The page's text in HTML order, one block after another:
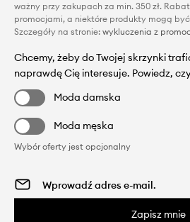
ważny przy zakupach za min. 350 zł.
promocjami, a niektóre produkty mogą
Szczegóły na stronie: wykluczenia z
Chcemy, żeby do Twojej skrzynki
naprawdę Cię interesuje. Powiedz,
Moda damska
Moda męska
Wybór oferty jest opcjonalny
Zapisz mnie